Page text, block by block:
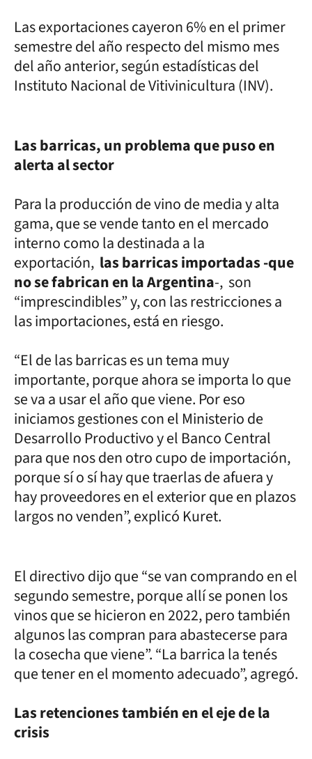
Las exportaciones cayeron 6% en el primer
semestre del año respecto del mismo mes
del año anterior, según estadísticas del
Instituto Nacional de Vitivinicultura (INV).
Las barricas, un problema que puso en
alerta al sector
Para la producción de vino de media y alta
gama, que se vende tanto en el mercado
interno como la destinada a la
exportación, las barricas importadas -que
no se fabrican en la Argentina-, son
“imprescindibles” y, con las restricciones a
las importaciones, está en riesgo.
“El de las barricas es un tema muy
importante, porque ahora se importa lo que
se va a usar el año que viene. Por eso
iniciamos gestiones con el Ministerio de
Desarrollo Productivo y el Banco Central
para que nos den otro cupo de importación,
porque sí o sí hay que traerlas de afuera y
hay proveedores en el exterior que en plazos
largos no venden”, explicó Kuret.
El directivo dijo que “se van comprando en el
segundo semestre, porque allí se ponen los
vinos que se hicieron en 2022, pero también
algunos las compran para abastecerse para
la cosecha que viene”. “La barrica la tenés
que tener en el momento adecuado”, agregó.
Las retenciones también en el eje de la
crisis